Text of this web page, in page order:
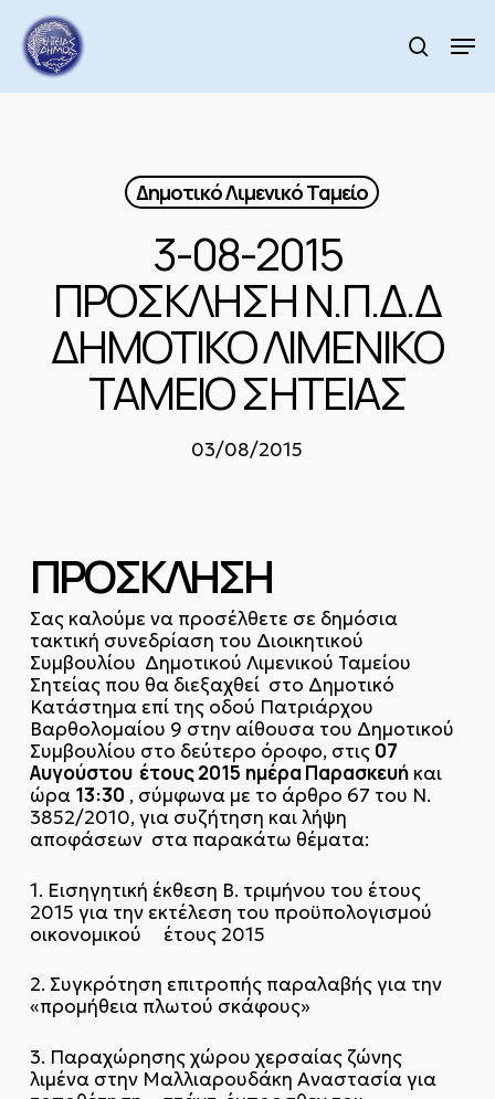
main
content
search
Δημοτικό Λιμενικό Ταμείο
3-08-2015
ΠΡΟΣΚΛΗΣΗ Ν.Π.Δ.Δ
ΔΗΜΟΤΙΚΟ ΛΙΜΕΝΙΚΟ
ΤΑΜΕΙΟ ΣΗΤΕΙΑΣ
03/08/2015
ΠΡΟΣΚΛΗΣΗ
Σας καλούμε να προσέλθετε σε δημόσια
τακτική συνεδρίαση του Διοικητικού
Συμβουλίου Δημοτικού Λιμενικού Ταμείου
Σητείας που θα διεξαχθεί στο Δημοτικό
Κατάστημα επί της οδού Πατριάρχου
Βαρθολομαίου 9 στην αίθουσα του Δημοτικού
Συμβουλίου στο δεύτερο όροφο, στις 07
Αυγούστου έτους 2015 ημέρα Παρασκευήκαι
ώρα 13:30 , σύμφωνα με το άρθρο 67 του Ν.
3852/2010, για συζήτηση και λήψη
αποφάσεων στα παρακάτω θέματα:
1. Εισηγητική έκθεση B. τριμήνου του έτους
2015 για την εκτέλεση του προϋπολογισμού
οικονομικού έτους 2015
2. Συγκρότηση επιτροπής παραλαβής για την
«προμήθεια πλωτού σκάφους»
3. Παραχώρησης χώρου χερσαίας ζώνης
λιμένα στην Μαλλιαρουδάκη Αναστασία για
Menu